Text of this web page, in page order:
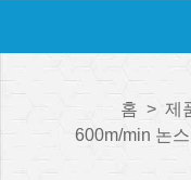
홈 > 제
600m/min 논